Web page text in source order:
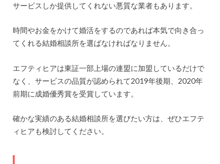
サービスしか提供してくれない悪質な業者もあります。
時間やお金をかけて婚活をするのであれば本気で向き合っ
てくれる結婚相談所を選ばなければなりません。
エフティヒアは東証一部上場の連盟に加盟しているだけで
なく、サービスの品質が認められて2019年後期、2020年
前期に成婚優秀賞を受賞しています。
確かな実績のある結婚相談所を選びたい方は、ぜひエフテ
ィヒアも検討してください。